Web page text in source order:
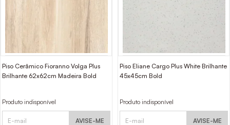
Piso Cerâmico Fioranno Volga Plus
Brilhante 62x62cm Madeira Bold
Produto indisponível
AVISE-ME
Piso Eliane Cargo Plus White Brilhante
45x45cm Bold
Produto indisponível
AVISE-ME